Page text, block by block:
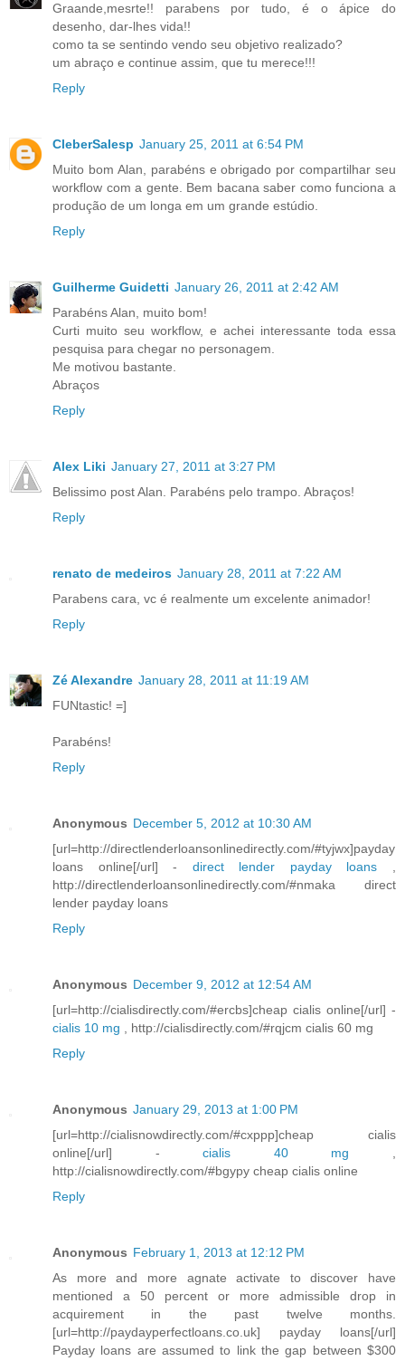
Graande,mesrte!! parabens por tudo, é o ápice do
desenho, dar-lhes vida!!
como ta se sentindo vendo seu objetivo realizado?
um abraço e continue assim, que tu merece!!!
Reply
CleberSalesp January 25, 2011 at 6:54 PM
Muito bom Alan, parabéns e obrigado por compartilhar seu
workflow com a gente. Bem bacana saber como funciona a
produção de um longa em um grande estúdio.
Reply
Guilherme Guidetti January 26, 2011 at 2:42 AM
Parabéns Alan, muito bom!
Curti muito seu workflow, e achei interessante toda essa
pesquisa para chegar no personagem.
Me motivou bastante.
Abraços
Reply
Alex Liki January 27, 2011 at 3:27 PM
Belissimo post Alan. Parabéns pelo trampo. Abraços!
Reply
renato de medeiros January 28, 2011 at 7:22 AM
Parabens cara, vc é realmente um excelente animador!
Reply
Zé Alexandre January 28, 2011 at 11:19 AM
FUNtastic! =]
Parabéns!
Reply
Anonymous December 5, 2012 at 10:30 AM
[url=http://directlenderloansonlinedirectly.com/#tyjwx]payday
loans online[/url] - direct lender payday loans ,
http://directlenderloansonlinedirectly.com/#nmaka direct
lender payday loans
Reply
Anonymous December 9, 2012 at 12:54 AM
[url=http://cialisdirectly.com/#ercbs]cheap cialis online[/url] -
cialis 10 mg , http://cialisdirectly.com/#rqjcm cialis 60 mg
Reply
Anonymous January 29, 2013 at 1:00 PM
[url=http://cialisnowdirectly.com/#cxppp]cheap cialis
online[/url] -cialis 40 mg ,
http://cialisnowdirectly.com/#bgypy cheap cialis online
Reply
Anonymous February 1, 2013 at 12:12 PM
As more and more agnate activate to discover have
mentioned a 50 percent or more admissible drop in
acquirement in the past twelve months.
[url=http://paydayperfectloans.co.uk] payday loans[/url]
Payday loans are assumed to link the gap between $300